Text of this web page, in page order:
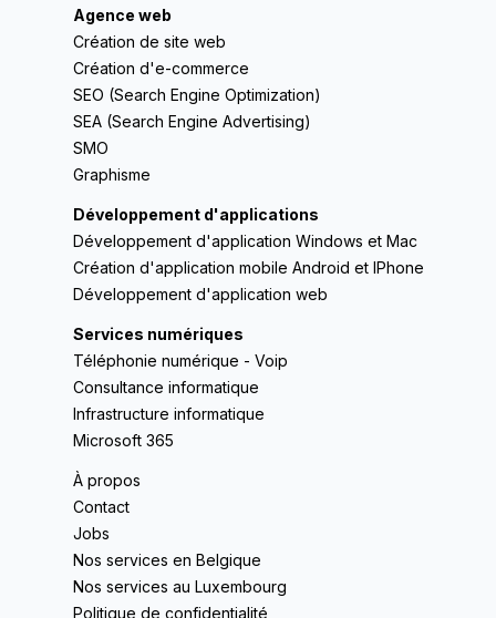
Agence web
Création de site web
Création d'e-commerce
SEO (Search Engine Optimization)
SEA (Search Engine Advertising)
SMO
Graphisme
Développement d'applications
Développement d'application Windows et Mac
Création d'application mobile Android et IPhone
Développement d'application web
Services numériques
Téléphonie numérique - Voip
Consultance informatique
Infrastructure informatique
Microsoft 365
À propos
Contact
Jobs
Nos services en Belgique
Nos services au Luxembourg
Politique de confidentialité